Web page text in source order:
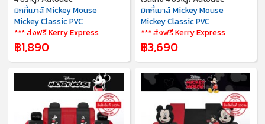
มิกกี้เมาส์ Mickey Mouse
Mickey Classic PVC
*** ส่งฟรี Kerry Express
฿1,890
มิกกี้เมาส์ Mickey Mouse
Mickey Classic PVC
*** ส่งฟรี Kerry Express
฿3,690